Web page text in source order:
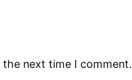
next time I comment.